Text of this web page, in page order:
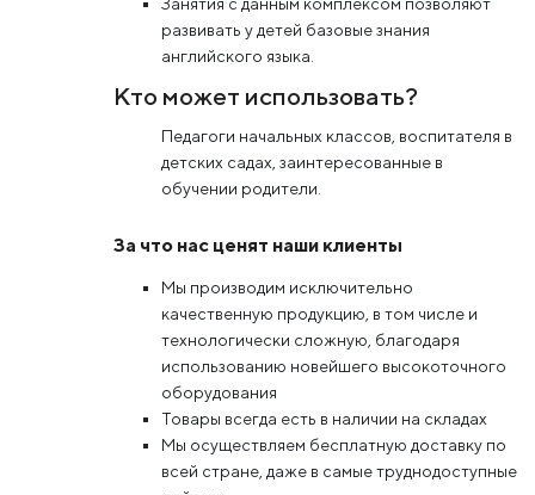
Занятия с данным комплексом позволяют
развивать у детей базовые знания
английского языка.
Кто может использовать?
Педагоги начальных классов, воспитателя в
детских садах, заинтересованные в
обучении родители.
За что нас ценят наши клиенты
Мы производим исключительно
качественную продукцию, в том числе и
технологически сложную, благодаря
использованию новейшего высокоточного
оборудования
Товары всегда есть в наличии на складах
Мы осуществляем бесплатную доставку по
всей стране, даже в самые труднодоступные